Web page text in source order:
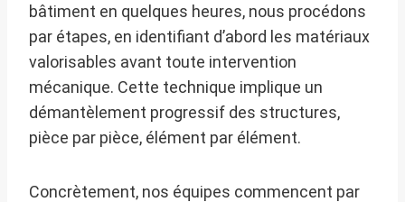
bâtiment en quelques heures, nous procédons
par étapes, en identifiant d’abord les matériaux
valorisables avant toute intervention
mécanique. Cette technique implique un
démantèlement progressif des structures,
pièce par pièce, élément par élément.
Concrètement, nos équipes commencent par